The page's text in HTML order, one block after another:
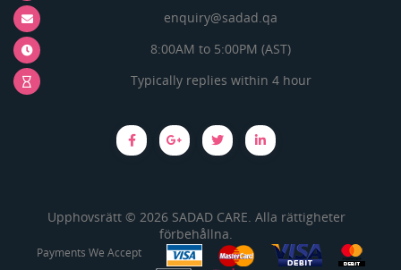
enquiry@sadad.qa
8:00AM to 5:00PM (AST)
Typically replies within 4 hour
Upphovsrätt © 2026 SADAD CARE. Alla rättigheter
förbehållna.
Payments We Accept